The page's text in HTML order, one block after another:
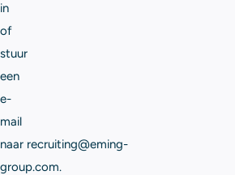
in
of
stuur
een
e-
mail
naar recruiting@eming-
group.com.